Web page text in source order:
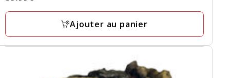
39.99€
Ajouter au panier